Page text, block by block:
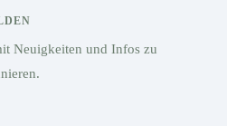
Neuigkeiten und Infos zu